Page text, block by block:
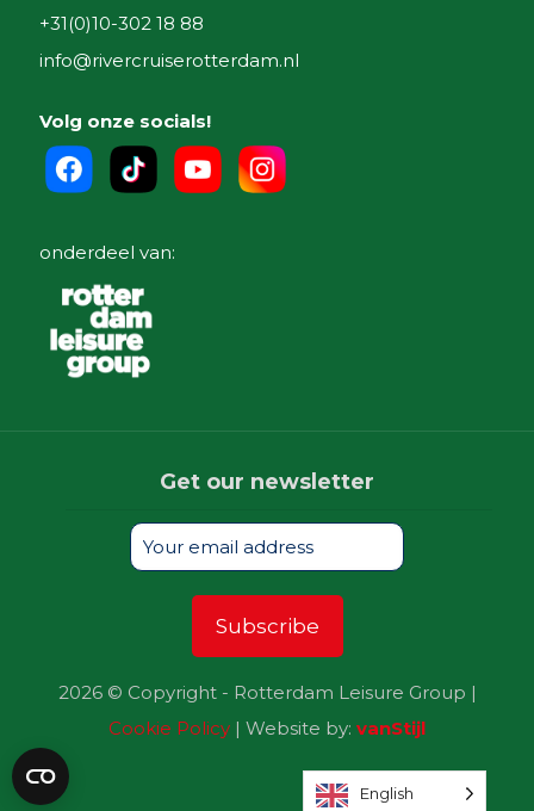
+31(0)10-302 18 88
info@rivercruiserotterdam.nl
Volg onze socials!
onderdeel van:
Get our newsletter
2026 © Copyright - Rotterdam Leisure Group |
Cookie Policy | Website by: vanStijl
English